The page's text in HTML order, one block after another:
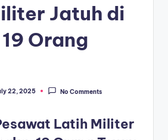
Jatuh di
Orang
22, 2025 No Comments
Latih Militer